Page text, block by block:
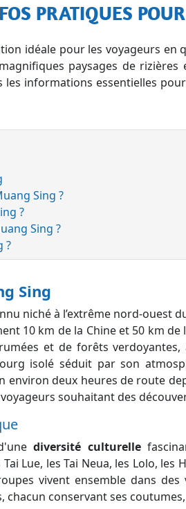
PRATIQUES
idéale pour les voyageurs en
paysages de rizières
les informations essentielles
Sing ?
?
Sing ?
?
Sing
nichéà l’extrême nord-ouest
10 km de la Chine et 50 km
et de forêts
isolé séduit par son
environ deux heures de route
souhaitant des
diversité culturelle
Lue, les Tai Neua, les Lolo, les
vivent ensemble dans
chacun conservant ses